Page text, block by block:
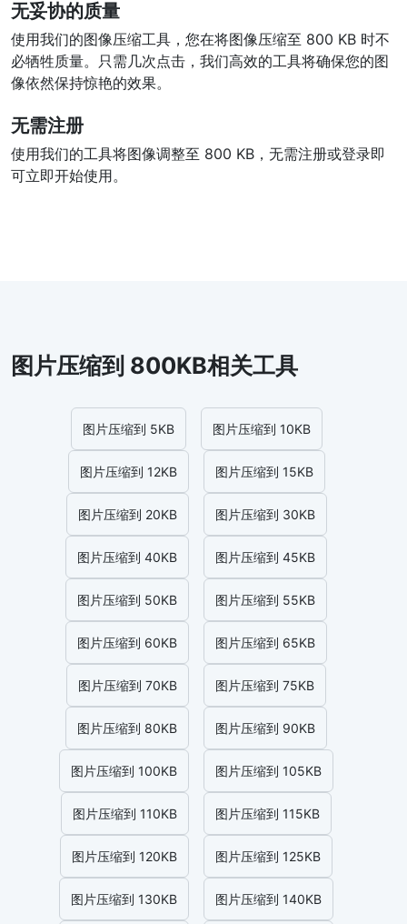
无妥协的质量
使用我们的图像压缩工具，您在将图像压缩至 800 KB 时不
必牺牲质量。只需几次点击，我们高效的工具将确保您的图
像依然保持惊艳的效果。
无需注册
使用我们的工具将图像调整至 800 KB，无需注册或登录即
可立即开始使用。
图片压缩到 800KB相关工具
图片压缩到 5KB 图片压缩到 10KB
图片压缩到 12KB 图片压缩到 15KB
图片压缩到 20KB 图片压缩到 30KB
图片压缩到 40KB 图片压缩到 45KB
图片压缩到 50KB 图片压缩到 55KB
图片压缩到 60KB 图片压缩到 65KB
图片压缩到 70KB 图片压缩到 75KB
图片压缩到 80KB 图片压缩到 90KB
图片压缩到 100KB 图片压缩到 105KB
图片压缩到 110KB 图片压缩到 115KB
图片压缩到 120KB 图片压缩到 125KB
图片压缩到 130KB 图片压缩到 140KB